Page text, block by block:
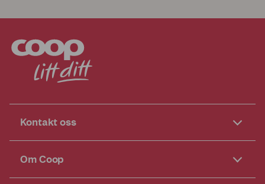
Kontakt oss
Om Coop